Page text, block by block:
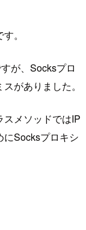
。
が、Socksプロ
がありました。
メソッドではIP
Socksプロキシ